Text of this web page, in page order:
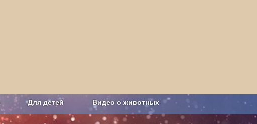
Для детей Видео о животных
Сельское хозяйство